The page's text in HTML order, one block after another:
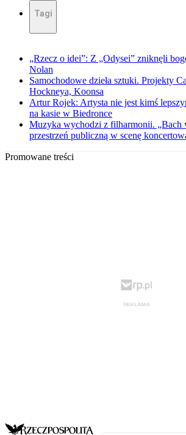
Tagi
„Rzecz o idei”: Z „Odysei” zniknęli
Nolan
Samochodowe dzieła sztuki. Projekty
Hockneya, Koonsa
Artur Rojek: Artysta nie jest kimś
na kasie w Biedronce
Muzyka wychodzi z filharmonii. „Bach
przestrzeń publiczną w scenę
Promowane treści